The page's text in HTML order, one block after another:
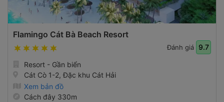
Flamingo Cát Bà Beach Resort
Đánh giá 9.7
Resort - Gần biển
Cát Cò 1-2, Đặc khu Cát Hải
Xem bản đồ
Cách đây 330m